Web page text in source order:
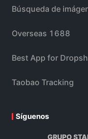
Búsqueda de
Overseas 1688
Best App for
Taobao Tracking
Síguenos
GRUPO